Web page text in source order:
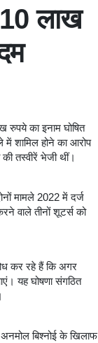
लाख
रुपये का इनाम घोषित
में शामिल होने का आरोप
तस्वीरें भेजी थीं।
मामले 2022 में दर्ज
वाले तीनों शूटर्स को
कर रहे हैं कि अगर
यह घोषणा संगठित
बिश्नोई के खिलाफ